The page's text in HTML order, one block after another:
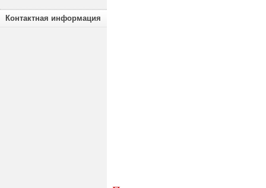
Контактная информация